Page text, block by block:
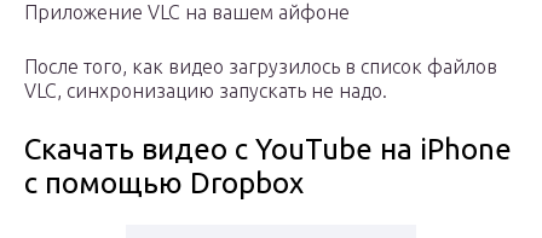
Приложение VLC на вашем айфоне
После того, как видео загрузилось в список файлов
VLC, синхронизацию запускать не надо.
Скачать видео с YouTube на iPhone
с помощью Dropbox